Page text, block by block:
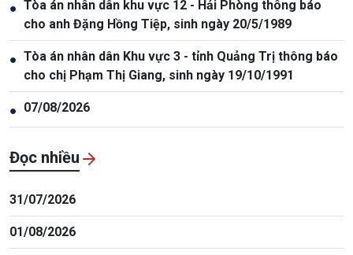
● Tòa án nhân dân khu vực 12 - Hải Phòng thông báo
cho anh Đặng Hồng Tiệp, sinh ngày 20/5/1989
● Tòa án nhân dân Khu vực 3 - tỉnh Quảng Trị thông báo
cho chị Phạm Thị Giang, sinh ngày 19/10/1991
● 07/08/2026
Đọc nhiều
31/07/2026
01/08/2026